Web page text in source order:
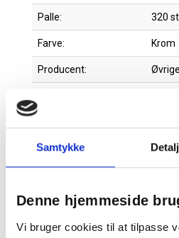
Samtykke
Denne hjemmeside
Vi bruger cookies til at tilpasse
Palle: 320
Farve: Krom
Producent: Øvrige
Relaterede